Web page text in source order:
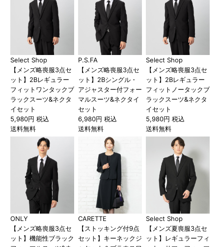
Select Shop
【メンズ略喪服3点セ
ット】2Bレギュラー
フィットワンタックブ
ラックスーツ&ネクタ
イセット
5,980円 税込
送料無料
P.S.FA
【メンズ略喪服3点セ
ット】2Bシングル・
アジャスター付フォー
マルスーツ&ネクタイ
セット
6,980円 税込
送料無料
Select Shop
【メンズ略喪服3点セ
ット】2Bレギュラー
フィットノータックブ
ラックスーツ&ネクタ
イセット
5,980円 税込
送料無料
ONLY
【メンズ略喪服3点セ
ット】機能性ブラック
CARETTE
【ストッキング付9点
セット】キーネックジ
Select Shop
【メンズ夏喪服3点セ
ット】レギュラーフィ